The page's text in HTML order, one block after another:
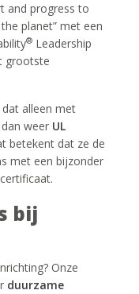
and progress to
planet” met een
® Leadership
grootste
dat alleen met
weer UL
betekent dat ze de
met een bijzonder
bij
Onze
duurzame